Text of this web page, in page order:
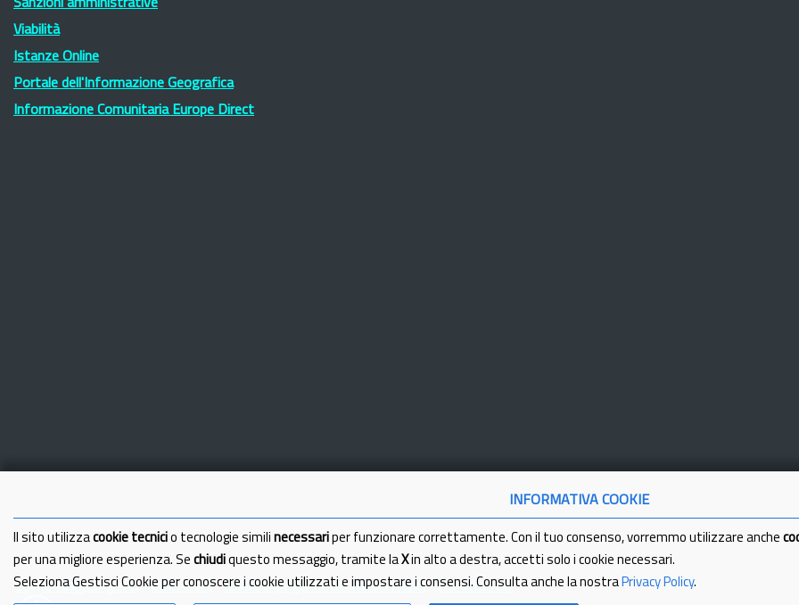
Sanzioni amministrative
Viabilità
Istanze Online
Portale dell'Informazione Geografica
Informazione Comunitaria Europe Direct
Come raggiungerci Link Utili IBAN e pagamenti informatici Partita Iva
INFORMATIVA COOKIE
Il sito utilizza cookie tecnici o tecnologie simili necessari per funzionare correttamente. Con il tuo consenso, vorremmo utilizzare anche
per una migliore esperienza. Se chiudi questo messaggio, tramite la Xin alto a destra, accetti solo i cookie necessari.
Seleziona Gestisci Cookie per conoscere i cookie utilizzati e impostare i consensi. Consulta anche la nostra Privacy Policy.